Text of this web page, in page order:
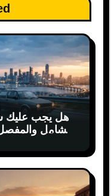
هل يجب عليك
الشامل